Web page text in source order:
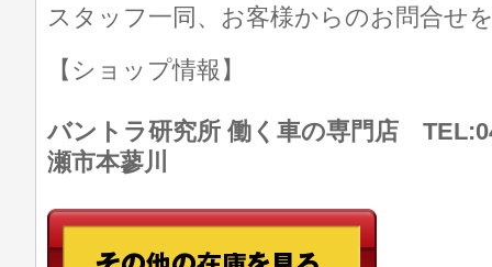
スタッフ一同、お客様からのお問合せ
【ショップ情報】
バントラ研究所 働く車の専門店
瀬市本蓼川